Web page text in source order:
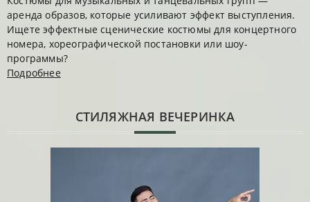
аренда образов, которые усиливают эффект выступления.
Ищете эффектные сценические костюмы для концертного
номера, хореографической постановки или шоу-
программы?
Подробнее
CТИЛЯЖНАЯ ВЕЧЕРИНКА